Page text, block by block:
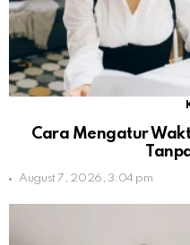
Cara Mengatur
August 7, 2026, 3:04 pm